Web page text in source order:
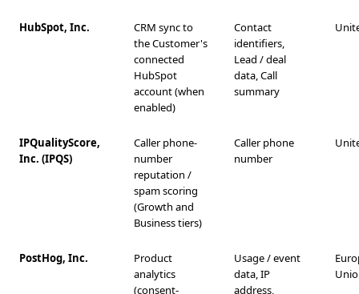
HubSpot, Inc.
CRM sync to
the Customer's
connected
HubSpot
account (when
enabled)
Contact
identifiers,
Lead / deal
data, Call
summary
IPQualityScore,
Inc. (IPQS)
Caller phone-
number
reputation /
spam scoring
(Growth and
Business tiers)
Caller phone
number
PostHog, Inc.
Product
analytics
(consent-
Usage / event
data, IP
address,